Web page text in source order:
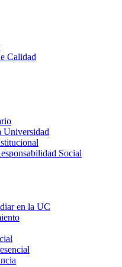
Calidad
Universidad
Social
en la UC